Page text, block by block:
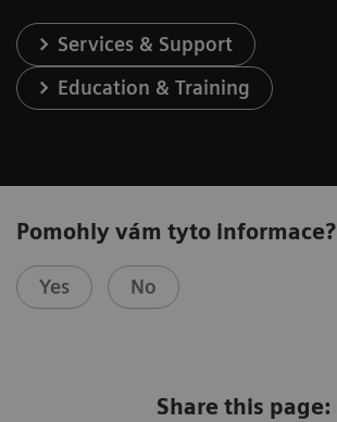
Services & Support
Education & Training
Pomohly vám tyto informace?
Yes No
Share this page: